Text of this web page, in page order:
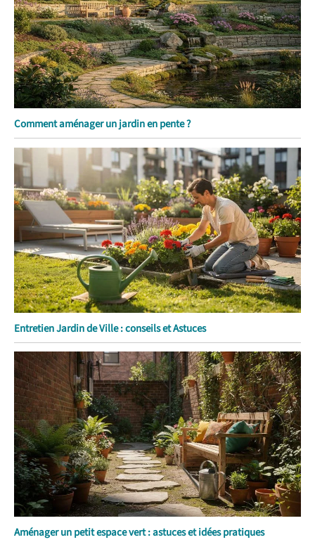
Comment aménager un jardin en pente ?
Entretien Jardin de Ville : conseils et Astuces
Aménager un petit espace vert : astuces et idées pratiques